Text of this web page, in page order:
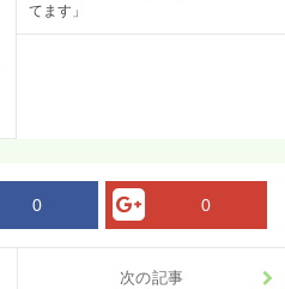
てます」
0 0
次の記事